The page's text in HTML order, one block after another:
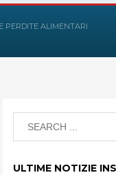
PERDITE ALIMENTARI
ULTIME NOTIZIE